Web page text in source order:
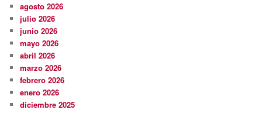
agosto 2026
julio 2026
junio 2026
mayo 2026
abril 2026
marzo 2026
febrero 2026
enero 2026
diciembre 2025